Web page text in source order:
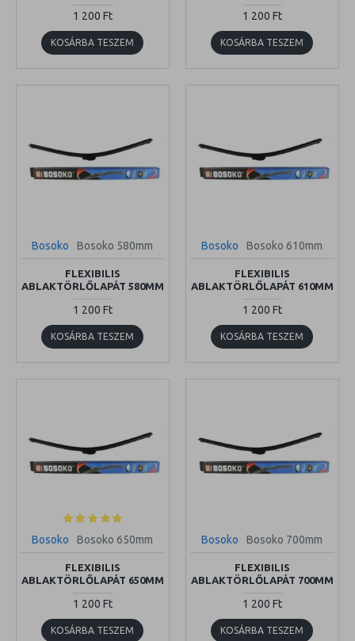
1 200 Ft
KOSÁRBA TESZEM
1 200 Ft
KOSÁRBA TESZEM
Bosoko Bosoko 580mm
FLEXIBILIS
ABLAKTÖRLŐLAPÁT 580MM
1 200 Ft
KOSÁRBA TESZEM
Bosoko Bosoko 610mm
FLEXIBILIS
ABLAKTÖRLŐLAPÁT 610MM
1 200 Ft
KOSÁRBA TESZEM
Bosoko Bosoko 650mm
FLEXIBILIS
ABLAKTÖRLŐLAPÁT 650MM
1 200 Ft
KOSÁRBA TESZEM
Bosoko Bosoko 700mm
FLEXIBILIS
ABLAKTÖRLŐLAPÁT 700MM
1 200 Ft
KOSÁRBA TESZEM